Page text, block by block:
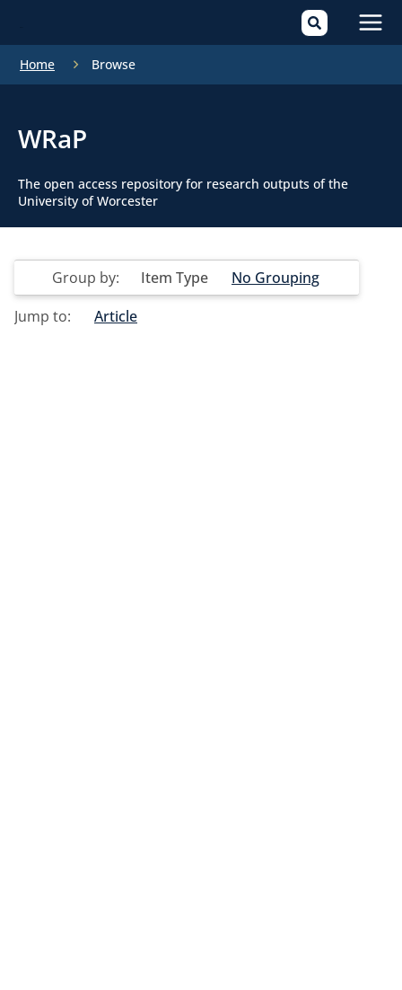
Home Browse
WRaP
The open access repository for research outputs of the
University of Worcester
Group by: Item Type
No Grouping
Jump to:
Article